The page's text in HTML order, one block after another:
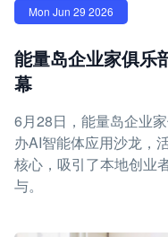
Mon Jun 29 2026
能量岛企业家俱乐
幕
6月28日，能量岛企业
办AI智能体应用沙龙，
核心，吸引了本地创业
与。